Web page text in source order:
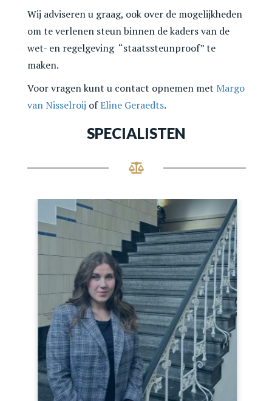
Wij adviseren u graag, ook over de mogelijkheden
om te verlenen steun binnen de kaders van de
wet- en regelgeving “staatssteunproof” te
maken.
Voor vragen kunt u contact opnemen met Margo
van Nisselroij ofEline Geraedts.
SPECIALISTEN